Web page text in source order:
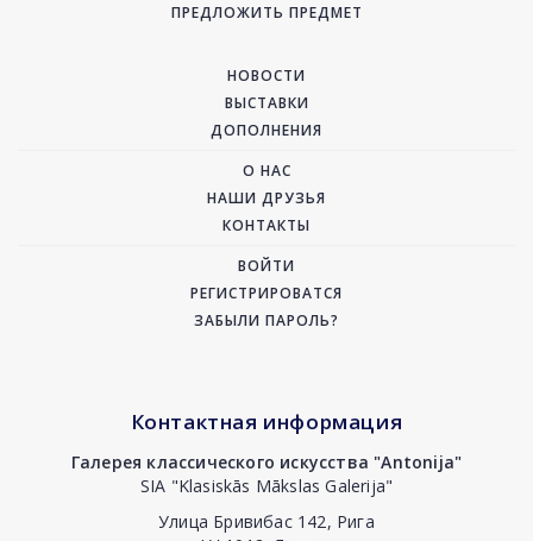
ПРЕДЛОЖИТЬ ПРЕДМЕТ
НОВОСТИ
ВЫСТАВКИ
ДОПОЛНЕНИЯ
О НАС
НАШИ ДРУЗЬЯ
КОНТАКТЫ
ВОЙТИ
РЕГИСТРИРОВАТСЯ
ЗАБЫЛИ ПАРОЛЬ?
Контактная информация
Галерея классического искусства "Antonija"
SIA "Klasiskās Mākslas Galerija"
Улица Бривибас 142, Рига